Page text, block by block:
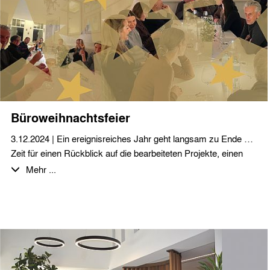
straßenbegleitendes, viergeschossiges Torhaus entlang der
Berliner Straße 41-42 sowie ein dreigeschossiges und ein
zweigeschossiges Wohngebäude im vorderen
Grundstücksbereich. Dieser Bauteil ist vollständig mit einer
Tiefgarage unterbaut. Im rückwärtigen Grundstücksbereich bis
hin zum Parkgraben entstehen zusätzlich 11 Doppelhäuser.
Büroweihnachtsfeier
3.12.2024 | Ein ereignisreiches Jahr geht langsam zu Ende …
Zeit für einen Rückblick auf die bearbeiteten Projekte, einen
Ausblick auf neue Aufgaben und vor allem für einen
und besinnliche Advents- und Weihnachtszeit!
Mehr ...